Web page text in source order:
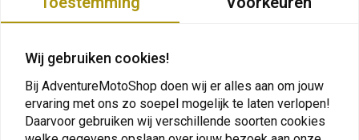
Wij gebruiken cookies!
Bij AdventureMotoShop doen wij er alles aan om jouw
ervaring met ons zo soepel mogelijk te laten verlopen!
Daarvoor gebruiken wij verschillende soorten cookies